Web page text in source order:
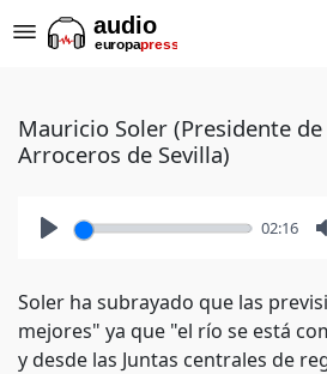
Mauricio Soler (Presidente
Arroceros de Sevilla)
02:16
Soler ha subrayado que las
mejores" ya que "el río se está
y desde las Juntas centrales de